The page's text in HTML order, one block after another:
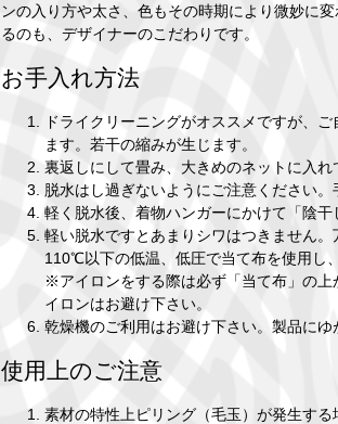
ンの入り方や太さ、色もその時期により微妙に
るのも、デザイナーのこだわりです。
お手入れ方法
ドライクリーニングがオススメですが、
ます。若干の縮みが生じます。
裏返しにして畳み、大きめのネットに入れ
脱水はし過ぎないようにご注意ください
軽く脱水後、着物ハンガーにかけて「陰干
軽い脱水ですとあまりシワはつきません
110℃以下の低温、低圧で当て布を使用し
※アイロンをする際は必ず「当て布」の
イロンはお避け下さい。
乾燥機のご利用はお避け下さい。製品にゆ
使用上のご注意
素材の特性上ピリング（毛玉）が発生する